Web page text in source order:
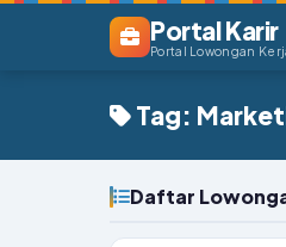
Portal Karir
Portal Lowongan
Tag:
Daftar